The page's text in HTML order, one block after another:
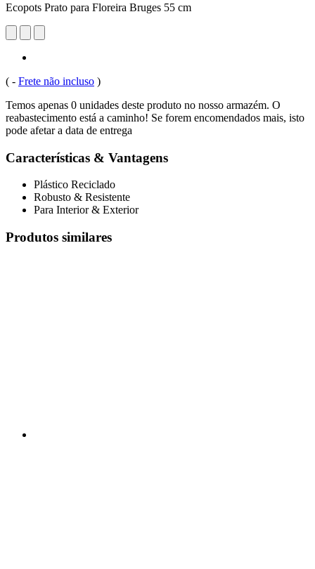
Ecopots Prato para Floreira Bruges 55 cm
( - Frete não incluso )
Temos apenas 0 unidades deste produto no nosso armazém. O
reabastecimento está a caminho! Se forem encomendados mais, isto
pode afetar a data de entrega
Características & Vantagens
Plástico Reciclado
Robusto & Resistente
Para Interior & Exterior
Produtos similares